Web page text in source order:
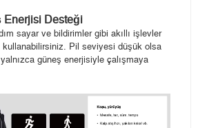
Enerjisi Desteği
sayar ve bildirimler gibi akıllı işlevler
Pil seviyesi düşük olsa
güneş enerjisiyle çalışmaya